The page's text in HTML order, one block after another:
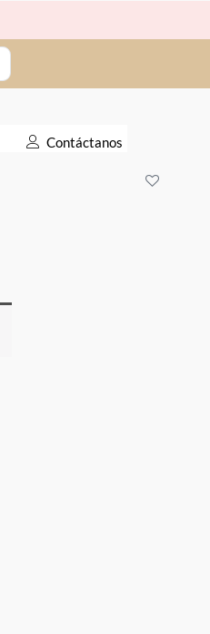
Contáctanos